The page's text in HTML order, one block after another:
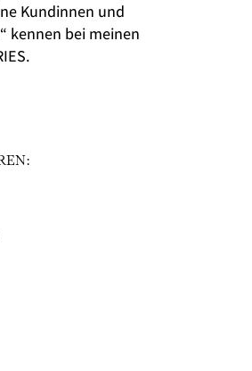
Kundinnen und
kennen bei meinen